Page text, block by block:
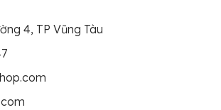
4, TP Vũng Tàu